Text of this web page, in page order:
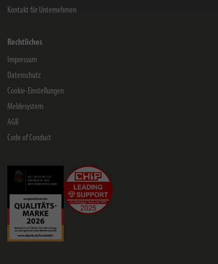
Kontakt für Unternehmen
Rechtliches
Impressum
Datenschutz
Cookie-Einstellungen
Meldesystem
AGB
Code of Conduct